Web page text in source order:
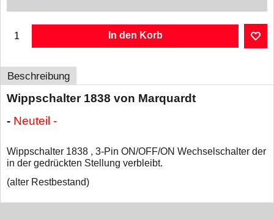
In den Korb
Beschreibung
Wippschalter 1838 von Marquardt
- Neuteil -
Wippschalter 1838 , 3-Pin ON/OFF/ON Wechselschalter der
in der gedrückten Stellung verbleibt.
(alter Restbestand)